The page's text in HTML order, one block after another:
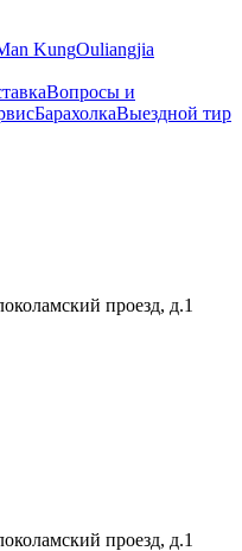
KungOuliangjia
Вопросы и
БарахолкаВыездной тир
проезд, д.1
проезд, д.1